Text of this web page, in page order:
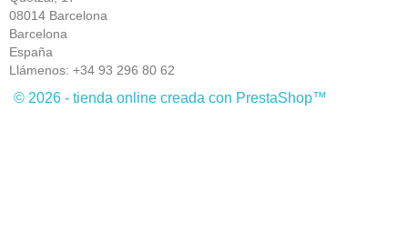
08014 Barcelona
Barcelona
España
Llámenos: +34 93 296 80 62
© 2026 - tienda online creada con PrestaShop™